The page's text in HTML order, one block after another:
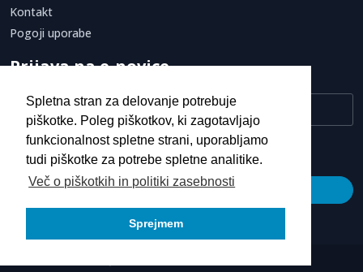
Spletna stran za delovanje potrebuje
piškotke. Poleg piškotkov, ki zagotavljajo
funkcionalnost spletne strani, uporabljamo
tudi piškotke za potrebe spletne analitike.
Več o piškotkih in politiki zasebnosti
Sprejmem
Kontakt
Pogoji uporabe
Prijava na e-novice
Strinjam se s pogoji uporabe.
Prijava